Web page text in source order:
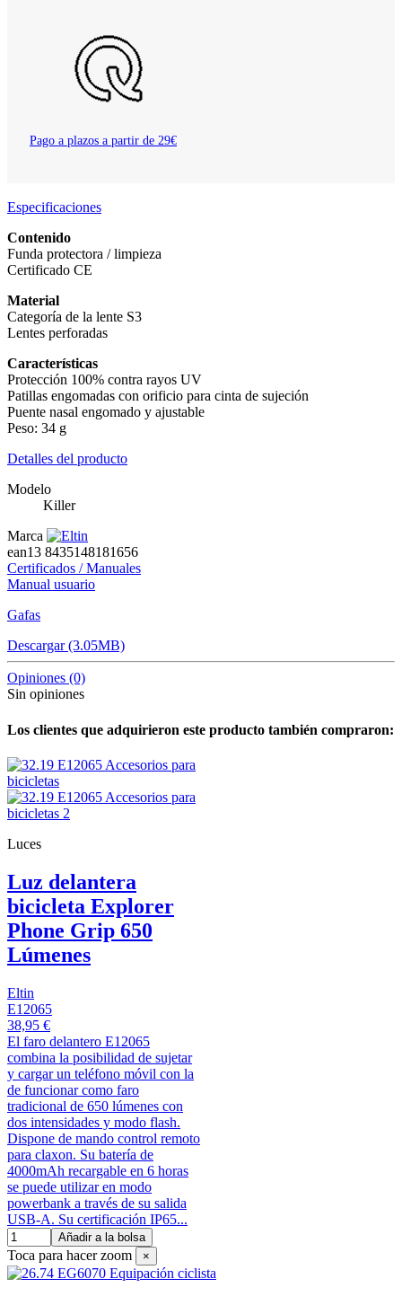
Pago a plazos a partir de 29€
Especificaciones
Contenido
Funda protectora / limpieza
Certificado CE
Material
Categoría de la lente S3
Lentes perforadas
Características
Protección 100% contra rayos UV
Patillas engomadas con orificio para cinta de sujeción
Puente nasal engomado y ajustable
Peso: 34 g
Detalles del producto
Modelo
Killer
Marca
ean13 8435148181656
Certificados / Manuales
Manual usuario
Gafas
Descargar (3.05MB)
Opiniones (0)
Sin opiniones
Los clientes que adquirieron este producto también compraron:
Luces
Luz delantera
bicicleta Explorer
Phone Grip 650
Lúmenes
Eltin
E12065
38,95 €
El faro delantero E12065
combina la posibilidad de sujetar
y cargar un teléfono móvil con la
de funcionar como faro
tradicional de 650 lúmenes con
dos intensidades y modo flash.
Dispone de mando control remoto
para claxon. Su batería de
4000mAh recargable en 6 horas
se puede utilizar en modo
powerbank a través de su salida
USB-A. Su certificación IP65...
Añadir a la bolsa
Toca para hacer zoom ×